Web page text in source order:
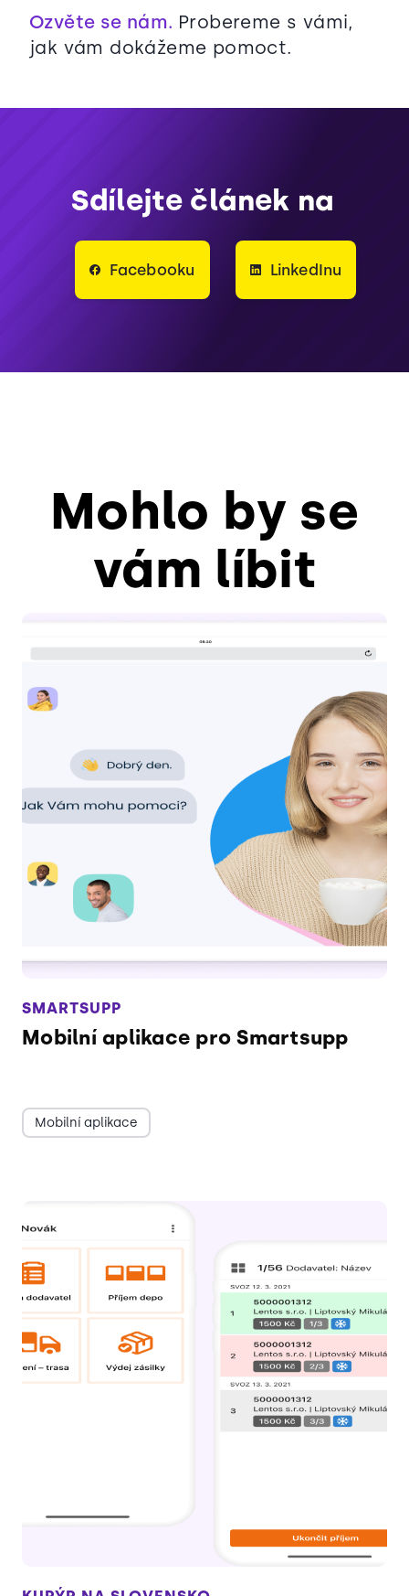
Ozvěte se nám. Probereme s vámi,
jak vám dokážeme pomoct.
Sdílejte článek na
Facebooku LinkedInu
Mohlo by se
vám líbit
SMARTSUPP
Mobilní aplikace pro Smartsupp
Mobilní aplikace